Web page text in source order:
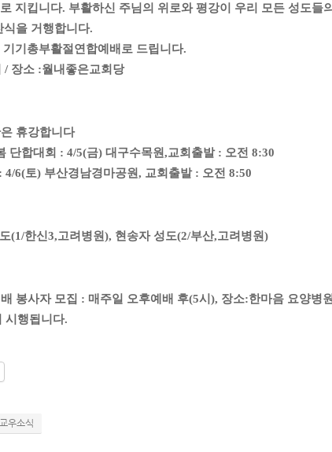
지킵니다. 부활하신 주님의 위로와 평강이 우리 모든 성도들
식을 거행합니다.
기총부활절연합예배로 드립니다.
장소 :월내좋은교회당
휴강합니다
단합대회 : 4/5(금) 대구수목원,교회출발 : 오전 8:30
4/6(토) 부산경남경마공원, 교회출발 : 오전 8:50
(1/한신3,고려병원), 현송자 성도(2/부산,고려병원)
봉사자 모집 : 매주일 오후예배 후(5시), 장소:한마음 요양병원
시행됩니다.
교우소식